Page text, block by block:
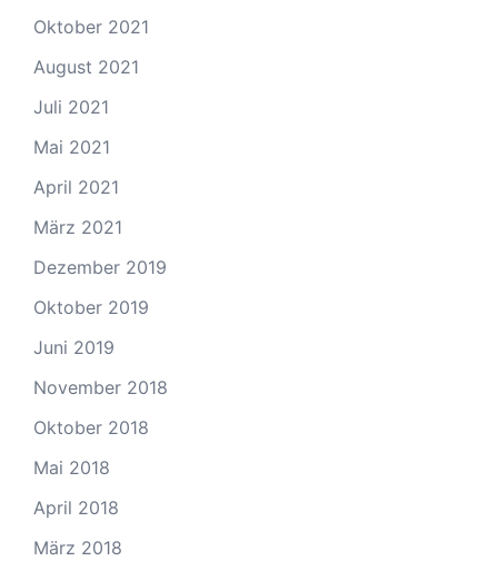
Oktober 2021
August 2021
Juli 2021
Mai 2021
April 2021
März 2021
Dezember 2019
Oktober 2019
Juni 2019
November 2018
Oktober 2018
Mai 2018
April 2018
März 2018